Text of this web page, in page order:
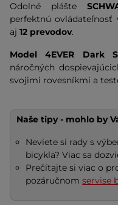
Odolné plášte
perfektnú
aj 12 prevodov.
Model 4EVER Dark
náročných
svojimi rovesníkmi a
Naše tipy - mohlo by
Neviete si rady s
bicykla? Viac sa
Prečítajte si viac o
pozáručnomservise